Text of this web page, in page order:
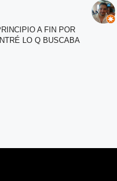
A FIN POR
LO Q BUSCABA